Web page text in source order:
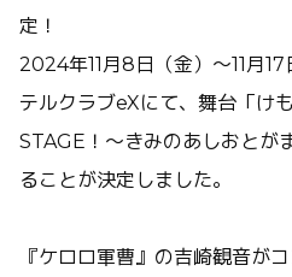
定！
2024年11月8日（金）〜11月
テルクラブeXにて、舞台「け
STAGE！～きみのあしおと
ることが決定しました。
『ケロロ軍曹』の吉崎観音が